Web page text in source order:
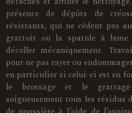
présence de dépôts de
résistants, qui ne cèdent pas
grattoir ou la spatule à lame
décoller mécaniquement.
pour ne pas rayer ou
en particulier si celui-ci est en
le brossage et le grattage
soigneusement tous les résidus